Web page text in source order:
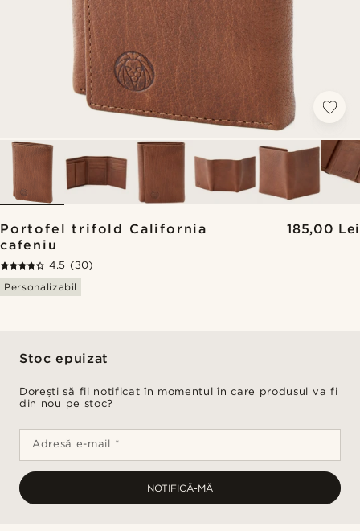
Portofel trifold California
cafeniu
185,00 Lei
4.5 (30)
Personalizabil
Stoc epuizat
Dorești să fii notificat în momentul în care produsul va fi
din nou pe stoc?
Adresă e-mail *
NOTIFICĂ-MĂ